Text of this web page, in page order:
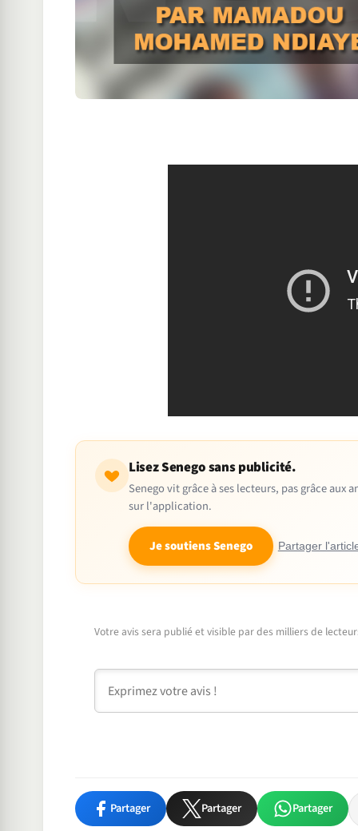
Lisez Senego sans publicité.
Senego vit grâce à ses lecteurs, pas grâce
sur l'application.
Je soutiens Senego Partager
Votre avis sera publié et visible par des milliers de
Partager Partager Partager